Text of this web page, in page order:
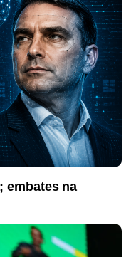
embates na